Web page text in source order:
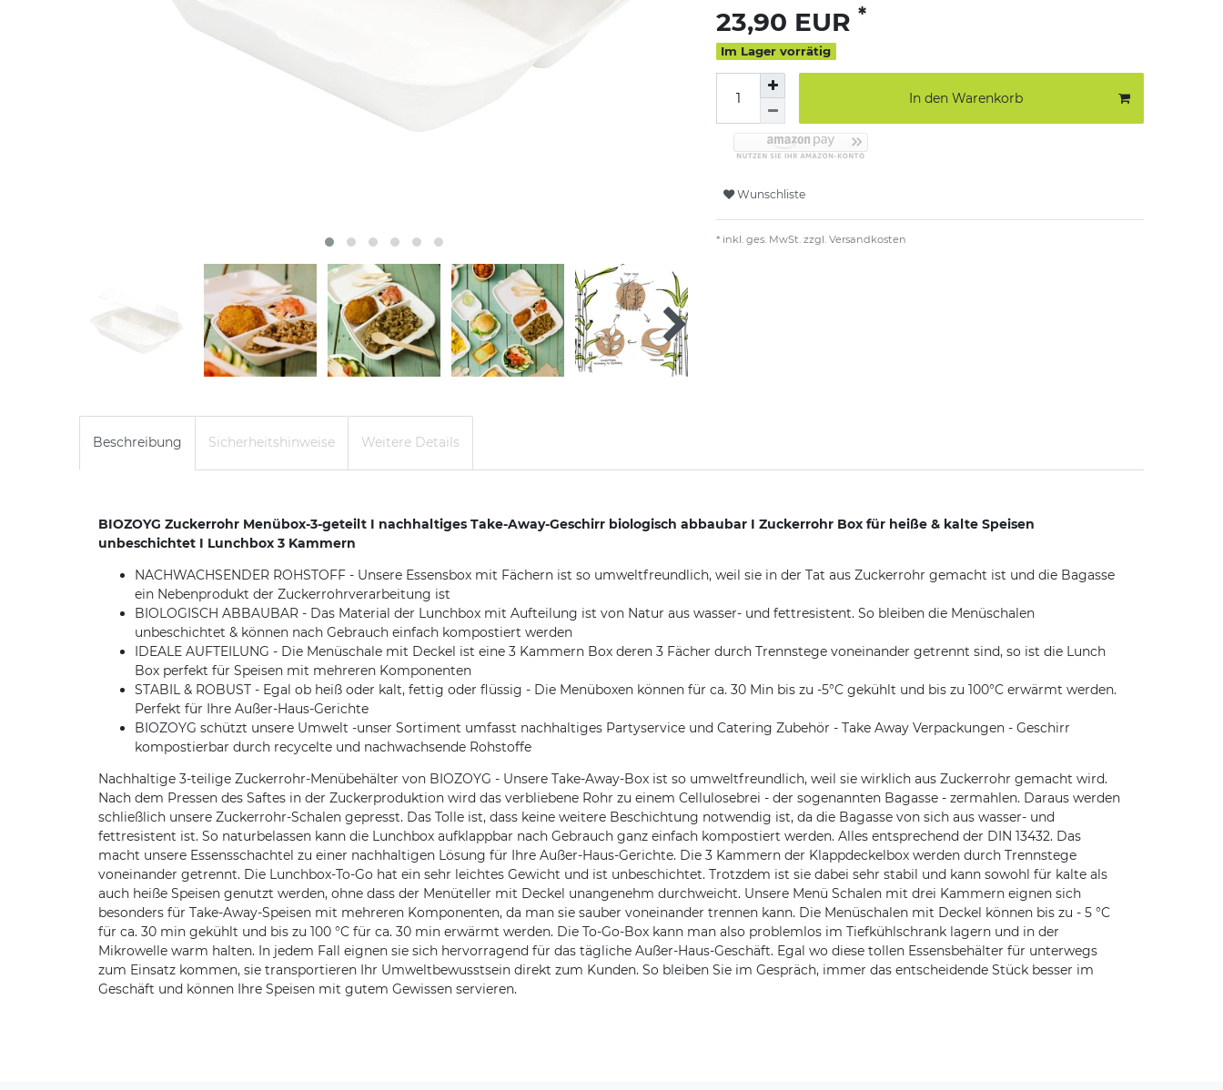
23,90 EUR *
Im Lager vorrätig
In den Warenkorb
Wunschliste
* inkl. ges. MwSt. zzgl. Versandkosten
Beschreibung Sicherheitshinweise Weitere Details
BIOZOYG Zuckerrohr Menübox-3-geteilt I nachhaltiges Take-Away-Geschirr biologisch abbaubar I Zuckerrohr Box für heiße & kalte Speisen
unbeschichtet I Lunchbox 3 Kammern
NACHWACHSENDER ROHSTOFF - Unsere Essensbox mit Fächern ist so umweltfreundlich, weil sie in der Tat aus Zuckerrohr gemacht ist und die Bagasse
ein Nebenprodukt der Zuckerrohrverarbeitung ist
BIOLOGISCH ABBAUBAR - Das Material der Lunchbox mit Aufteilung ist von Natur aus wasser- und fettresistent. So bleiben die Menüschalen
unbeschichtet & können nach Gebrauch einfach kompostiert werden
IDEALE AUFTEILUNG - Die Menüschale mit Deckel ist eine 3 Kammern Box deren 3 Fächer durch Trennstege voneinander getrennt sind, so ist die Lunch
Box perfekt für Speisen mit mehreren Komponenten
STABIL & ROBUST - Egal ob heiß oder kalt, fettig oder flüssig - Die Menüboxen können für ca. 30 Min bis zu -5°C gekühlt und bis zu 100°C erwärmt werden.
Perfekt für Ihre Außer-Haus-Gerichte
BIOZOYG schützt unsere Umwelt -unser Sortiment umfasst nachhaltiges Partyservice und Catering Zubehör - Take Away Verpackungen - Geschirr
kompostierbar durch recycelte und nachwachsende Rohstoffe
Nachhaltige 3-teilige Zuckerrohr-Menübehälter von BIOZOYG - Unsere Take-Away-Box ist so umweltfreundlich, weil sie wirklich aus Zuckerrohr gemacht wird.
Nach dem Pressen des Saftes in der Zuckerproduktion wird das verbliebene Rohr zu einem Cellulosebrei - der sogenannten Bagasse - zermahlen. Daraus werden
schließlich unsere Zuckerrohr-Schalen gepresst. Das Tolle ist, dass keine weitere Beschichtung notwendig ist, da die Bagasse von sich aus wasser- und
fettresistent ist. So naturbelassen kann die Lunchbox aufklappbar nach Gebrauch ganz einfach kompostiert werden. Alles entsprechend der DIN 13432. Das
macht unsere Essensschachtel zu einer nachhaltigen Lösung für Ihre Außer-Haus-Gerichte. Die 3 Kammern der Klappdeckelbox werden durch Trennstege
voneinander getrennt. Die Lunchbox-To-Go hat ein sehr leichtes Gewicht und ist unbeschichtet. Trotzdem ist sie dabei sehr stabil und kann sowohl für kalte als
auch heiße Speisen genutzt werden, ohne dass der Menüteller mit Deckel unangenehm durchweicht. Unsere Menü Schalen mit drei Kammern eignen sich
besonders für Take-Away-Speisen mit mehreren Komponenten, da man sie sauber voneinander trennen kann. Die Menüschalen mit Deckel können bis zu - 5 °C
für ca. 30 min gekühlt und bis zu 100 °C für ca. 30 min erwärmt werden. Die To-Go-Box kann man also problemlos im Tiefkühlschrank lagern und in der
Mikrowelle warm halten. In jedem Fall eignen sie sich hervorragend für das tägliche Außer-Haus-Geschäft. Egal wo diese tollen Essensbehälter für unterwegs
zum Einsatz kommen, sie transportieren Ihr Umweltbewusstsein direkt zum Kunden. So bleiben Sie im Gespräch, immer das entscheidende Stück besser im
Geschäft und können Ihre Speisen mit gutem Gewissen servieren.